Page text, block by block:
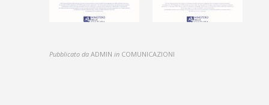
Pubblicato da ADMIN in COMUNICAZIONI